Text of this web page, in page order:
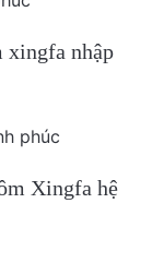
xingfa nhập
Xingfa hệ